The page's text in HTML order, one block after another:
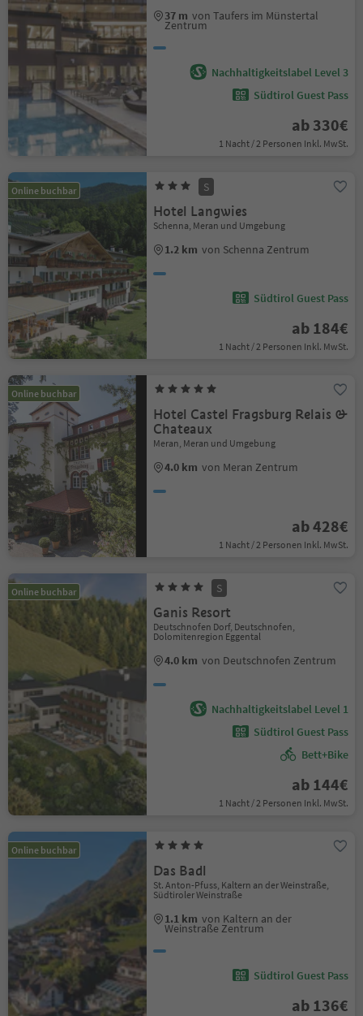
37 m von Taufers im Münstertal
Zentrum
Nachhaltigkeitslabel Level 3
Südtirol Guest Pass
ab 330€
1 Nacht / 2 Personen Inkl. MwSt.
Online buchbar S
Hotel Langwies
Schenna, Meran und Umgebung
1.2 km von Schenna Zentrum
Südtirol Guest Pass
ab 184€
1 Nacht / 2 Personen Inkl. MwSt.
Online buchbar
Hotel Castel Fragsburg Relais &
Chateaux
Meran, Meran und Umgebung
4.0 km von Meran Zentrum
ab 428€
1 Nacht / 2 Personen Inkl. MwSt.
Online buchbar S
Ganis Resort
Deutschnofen Dorf, Deutschnofen,
Dolomitenregion Eggental
4.0 km von Deutschnofen Zentrum
Nachhaltigkeitslabel Level 1
Südtirol Guest Pass
Bett+Bike
ab 144€
1 Nacht / 2 Personen Inkl. MwSt.
Online buchbar
Das Badl
St. Anton-Pfuss, Kaltern an der Weinstraße,
Südtiroler Weinstraße
1.1 km von Kaltern an der
Weinstraße Zentrum
Südtirol Guest Pass
ab 136€